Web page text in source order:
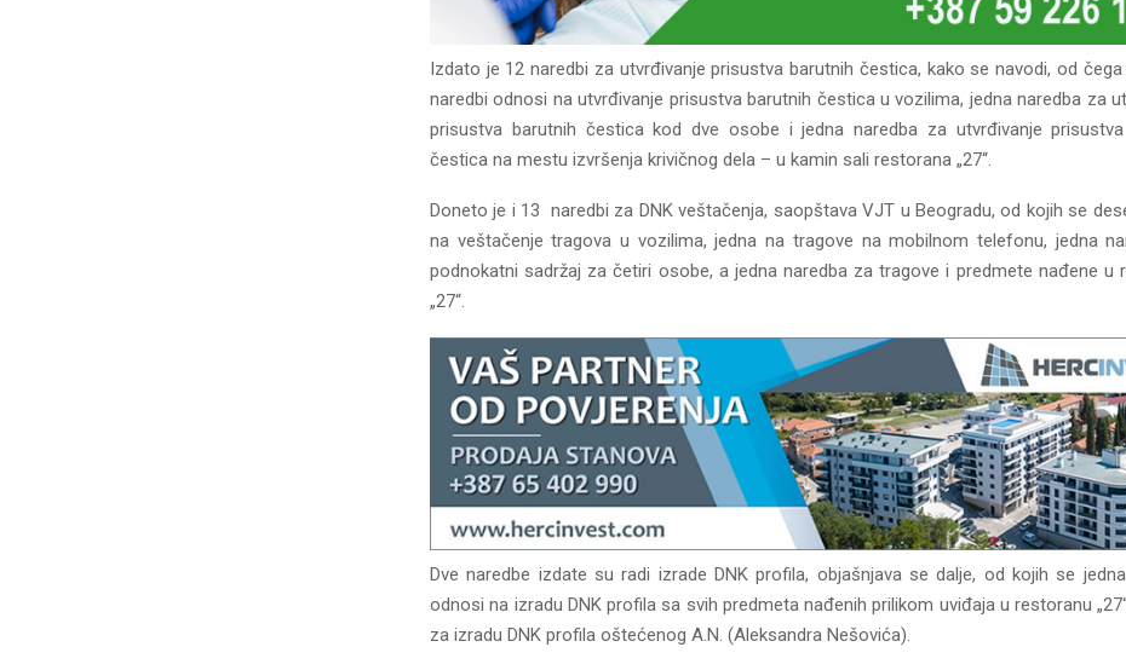
Izdato je 12 naredbi za utvrđivanje prisustva barutnih čestica, kako se navodi, od
naredbi odnosi na utvrđivanje prisustva barutnih čestica u vozilima, jedna naredba za
prisustva barutnih čestica kod dve osobe i jedna naredba za utvrđivanje
čestica na mestu izvršenja krivičnog dela – u kamin sali restorana „27“.
Doneto je i 13 naredbi za DNK veštačenja, saopštava VJT u Beogradu, od kojih se
na veštačenje tragova u vozilima, jedna na tragove na mobilnom telefonu, jedna
podnokatni sadržaj za četiri osobe, a jedna naredba za tragove i predmete nađene u
„27“.
Dve naredbe izdate su radi izrade DNK profila, objašnjava se dalje, od kojih se
odnosi na izradu DNK profila sa svih predmeta nađenih prilikom uviđaja u restoranu
za izradu DNK profila oštećenog A.N. (Aleksandra Nešovića).